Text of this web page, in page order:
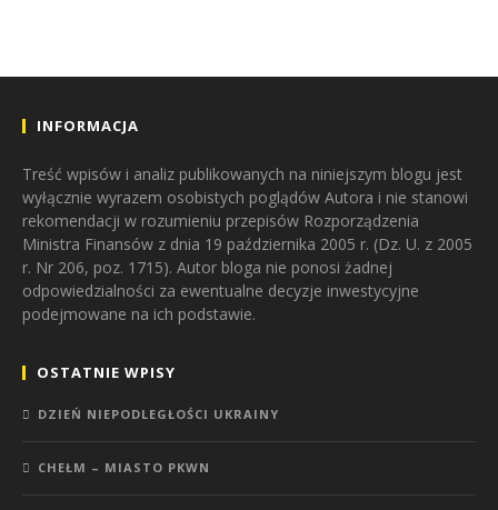
INFORMACJA
Treść wpisów i analiz publikowanych na niniejszym blogu jest
wyłącznie wyrazem osobistych poglądów Autora i nie stanowi
rekomendacji w rozumieniu przepisów Rozporządzenia
Ministra Finansów z dnia 19 października 2005 r. (Dz. U. z 2005
r. Nr 206, poz. 1715). Autor bloga nie ponosi żadnej
odpowiedzialności za ewentualne decyzje inwestycyjne
podejmowane na ich podstawie.
OSTATNIE WPISY
DZIEŃ NIEPODLEGŁOŚCI UKRAINY
CHEŁM – MIASTO PKWN